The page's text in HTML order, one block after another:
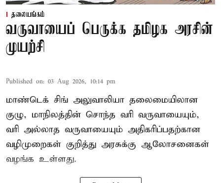
தலையங்கம்
வருவாயைப் பெருக்க தமிழக அரசின்
முயற்சி
Published on: 03 Aug 2026, 10:14 pm
மாண்டெக் சிங் அலுவாலியா தலைமையிலான
குழு, மாநிலத்தின் சொந்த வரி வருவாயையும்,
வரி அல்லாத வருவாயையும் அதிகரிப்பதற்கான
வழிமுறைகள் குறித்து அரசுக்கு ஆலோசனைகள்
வழங்க உள்ளது.